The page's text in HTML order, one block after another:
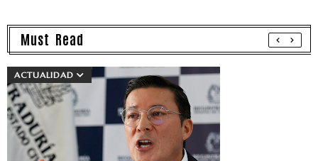
Must Read
ACTUALIDAD